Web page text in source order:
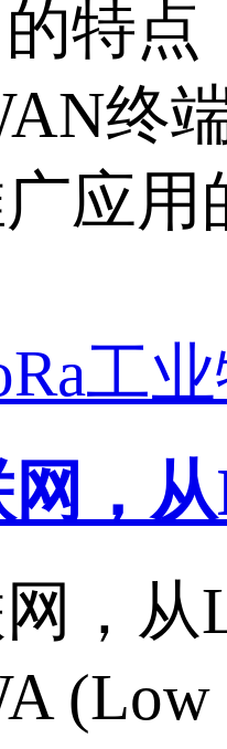
远
启智能
开关量输
准
率。
至
CAN转